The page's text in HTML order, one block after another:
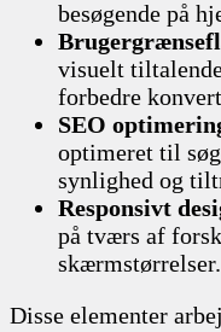
besøgende på
visuelt
forbedre
SEO
optimeret til
synlighed og
Responsivt
på tværs af
skærmstørrelser.
Disse elementer